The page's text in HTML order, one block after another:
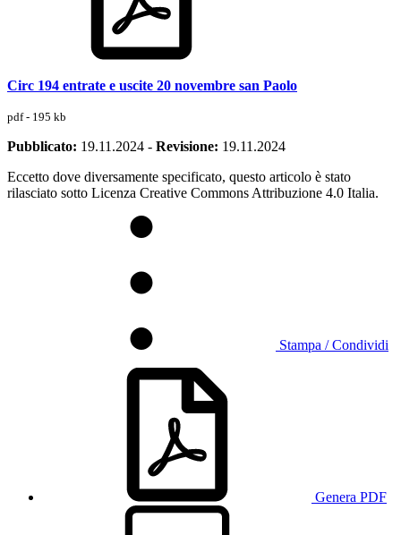
Circ 194 entrate e uscite 20 novembre san Paolo
pdf - 195 kb
Pubblicato: 19.11.2024 - Revisione: 19.11.2024
Eccetto dove diversamente specificato, questo articolo è stato
rilasciato sotto Licenza Creative Commons Attribuzione 4.0 Italia.
Stampa / Condividi
Genera PDF